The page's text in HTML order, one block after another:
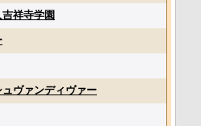
祥寺学園
ュヴァンディヴァー